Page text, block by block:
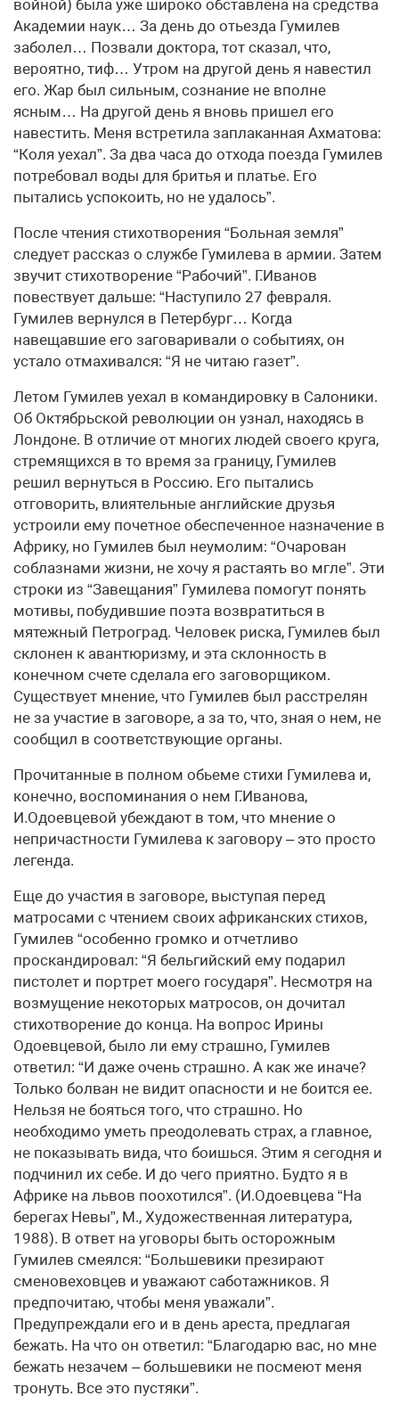
войной) была уже широко обставлена на средства
Академии наук… За день до отьезда Гумилев
заболел… Позвали доктора, тот сказал, что,
вероятно, тиф… Утром на другой день я навестил
его. Жар был сильным, сознание не вполне
ясным… На другой день я вновь пришел его
навестить. Меня встретила заплаканная Ахматова:
“Коля уехал”. За два часа до отхода поезда Гумилев
потребовал воды для бритья и платье. Его
пытались успокоить, но не удалось”.
После чтения стихотворения “Больная земля”
следует рассказ о службе Гумилева в армии. Затем
звучит стихотворение “Рабочий”. Г.Иванов
повествует дальше: “Наступило 27 февраля.
Гумилев вернулся в Петербург… Когда
навещавшие его заговаривали о событиях, он
устало отмахивался: “Я не читаю газет”.
Летом Гумилев уехал в командировку в Салоники.
Об Октябрьской революции он узнал, находясь в
Лондоне. В отличие от многих людей своего круга,
стремящихся в то время за границу, Гумилев
решил вернуться в Россию. Его пытались
отговорить, влиятельные английские друзья
устроили ему почетное обеспеченное назначение в
Африку, но Гумилев был неумолим: “Очарован
соблазнами жизни, не хочу я растаять во мгле”. Эти
строки из “Завещания” Гумилева помогут понять
мотивы, побудившие поэта возвратиться в
мятежный Петроград. Человек риска, Гумилев был
склонен к авантюризму, и эта склонность в
конечном счете сделала его заговорщиком.
Существует мнение, что Гумилев был расстрелян
не за участие в заговоре, а за то, что, зная о нем, не
сообщил в соответствующие органы.
Прочитанные в полном обьеме стихи Гумилева и,
конечно, воспоминания о нем Г.Иванова,
И.Одоевцевой убеждают в том, что мнение о
непричастности Гумилева к заговору – это просто
легенда.
Еще до участия в заговоре, выступая перед
матросами с чтением своих африканских стихов,
Гумилев “особенно громко и отчетливо
проскандировал: “Я бельгийский ему подарил
пистолет и портрет моего государя”. Несмотря на
возмущение некоторых матросов, он дочитал
стихотворение до конца. На вопрос Ирины
Одоевцевой, было ли ему страшно, Гумилев
ответил: “И даже очень страшно. А как же иначе?
Только болван не видит опасности и не боится ее.
Нельзя не бояться того, что страшно. Но
необходимо уметь преодолевать страх, а главное,
не показывать вида, что боишься. Этим я сегодня и
подчинил их себе. И до чего приятно. Будто я в
Африке на львов поохотился”. (И.Одоевцева “На
берегах Невы”, М., Художественная литература,
1988). В ответ на уговоры быть осторожным
Гумилев смеялся: “Большевики презирают
сменовеховцев и уважают саботажников. Я
предпочитаю, чтобы меня уважали”.
Предупреждали его и в день ареста, предлагая
бежать. На что он ответил: “Благодарю вас, но мне
бежать незачем – большевики не посмеют меня
тронуть. Все это пустяки”.